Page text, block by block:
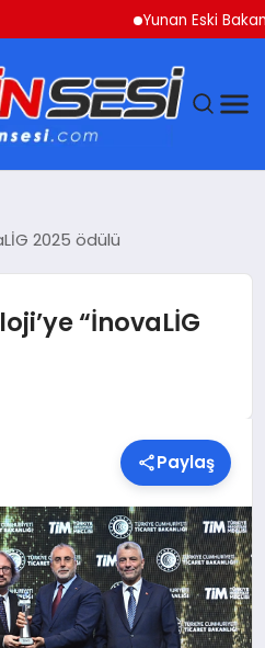
Yunan Eski Bakan
2025 ödülü
“İnovaLİG
Paylaş